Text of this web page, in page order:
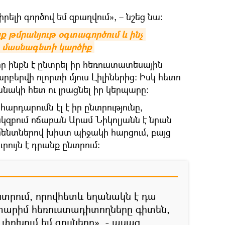
գործով եմ զբաղվում», – նշեց նա։
օգտագործում և ինչ
կարծիք
է ընտրել իր հեռուստատեսային
ոլորտի մյուս Լիլիներից։ Իսկ հետո
հետ ու լրացնել իր կերպարը։
էլ է իր ընտրությունը,
ոճաբան Արամ Նիկոլյանն է նրան
խիստ պիջակի հարցում, բայց
է դրանք ընտրում։
որովհետև եղանակն է դա
հեռուստադիտողները գիտեն,
եմ գույները», - ասաց